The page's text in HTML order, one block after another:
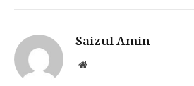
Saizul Amin
Website